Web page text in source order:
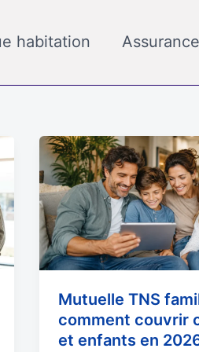
habitation
Mutuelle TNS
comment couvrir
et enfants en
Mutuelle
TNS
famille
:
comment
couvrir
conjoint
enfants
en